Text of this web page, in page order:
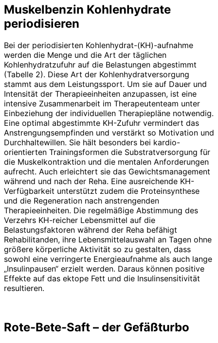
Muskelbenzin Kohlenhydrate
periodisieren
Bei der periodisierten Kohlenhydrat-(KH)-aufnahme
werden die Menge und die Art der täglichen
Kohlenhydratzufuhr auf die Belastungen abgestimmt
(Tabelle 2). Diese Art der Kohlenhydrat­versorgung
stammt aus dem Leistungssport. Um sie auf Dauer und
Intensität der Therapieeinheiten anzupassen, ist eine
intensive Zusammenarbeit im Therapeutenteam unter
Einbeziehung der individuellen Therapiepläne notwendig.
Eine optimal abgestimmte KH-Zufuhr vermindert das
Anstrengungsempfinden und verstärkt so Motivation und
Durchhaltewillen. Sie hält besonders bei kardio-
orientierten Trainingsformen die Substratversorgung für
die Muskelkontraktion und die mentalen Anforderungen
aufrecht. Auch erleichtert sie das Gewichtsmanagement
während und nach der Reha. Eine ausreichende KH-
Verfügbarkeit unterstützt zudem die Proteinsynthese
und die Regeneration nach anstrengenden
Therapieeinheiten. Die regelmäßige Abstimmung des
Verzehrs KH-reicher Lebensmittel auf die
Belastungsfaktoren während der Reha befähigt
Rehabilitanden, ihre Lebensmittelauswahl an Tagen ohne
größere körperliche Aktivität so zu gestalten, dass
sowohl eine verringerte Energieaufnahme als auch lange
„Insulinpausen“ erzielt werden. Daraus können positive
Effekte auf das ektope Fett und die Insulinsensitivität
resultieren.
Rote-Bete-Saft – der Gefäßturbo